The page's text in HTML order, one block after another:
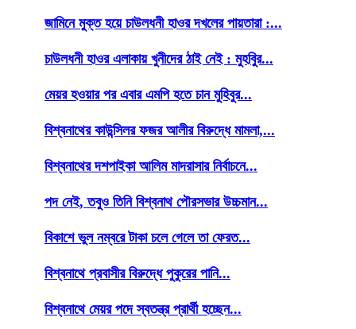
জামিনে মুক্ত হয়ে চাউলধনী হাওর দখলের পায়তারা :...
চাউলধনী হাওর এলাকায় খুনীদের ঠাই নেই : মুহবিুর...
মেয়র হওয়ার পর এবার এমপি হতে চান মুহিবুর...
বিশ্বনাথের কাউন্সিলর ফজর আলীর বিরুদ্ধে মামলা,...
বিশ্বনাথের দশপাইকা আলিম মাদরাসার নির্বাচনে...
পদ নেই, তবুও তিনি বিশ্বনাথ পৌরসভার উচ্চমান...
বিকাশে ভুল নম্বরে টাকা চলে গেলে তা ফেরত...
বিশ্বনাথে প্রবাসীর বিরুদ্ধে পুকুরের পানি...
বিশ্বনাথে মেয়র পদে স্বতন্ত্র প্রার্থী হচ্ছেন...